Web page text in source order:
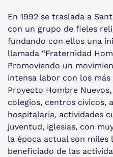
En 1992 se traslada a
con un grupo de fieles
fundando con ellos una
llamada “Fraternidad
Promoviendo un
intensa labor con los
Proyecto Hombre
colegios, centros cívicos,
hospitalaria, actividades
juventud, iglesias, con
la época actual son miles
beneficiado de las